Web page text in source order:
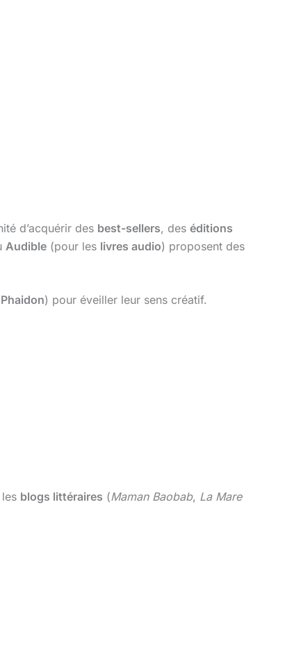
d’acquérir des best-sellers, des éditions
Audible (pour les livres audio) proposent des
Phaidon) pour éveiller leur sens créatif.
blogs littéraires (Maman Baobab, La Mare